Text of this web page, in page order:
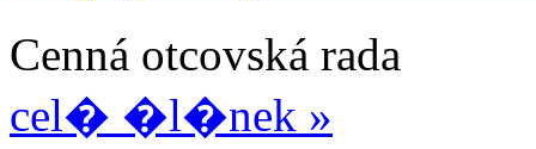
Cenná otcovská rada
cel� �l�nek »